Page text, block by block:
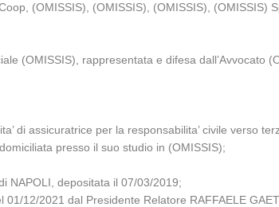
(OMISSIS), (OMISSIS), (OMISSIS), (OMISSIS)
(OMISSIS), rappresentata e difesa dall’Avvocato
di assicuratrice per la responsabilita’ civile verso
presso il suo studio in (OMISSIS);
NAPOLI, depositata il 07/03/2019;
12/2021 dal Presidente Relatore RAFFAELE